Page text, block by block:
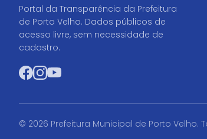
Portal da Transparência da Prefeitura
de Porto Velho. Dados públicos de
acesso livre, sem necessidade de
cadastro.
Facebook
Instagram
YouTube
© 2026 Prefeitura Municipal de Porto Velho.